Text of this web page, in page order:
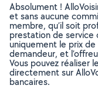
Absolument !
et sans aucune
membre, qu’il soit
prestation de service
uniquement le prix
demandeur, et
Vous pouvez réaliser
directement sur
bancaires.